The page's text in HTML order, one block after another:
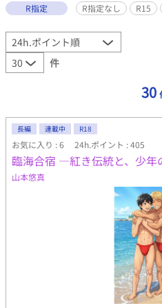
R指定
R指定なし R15
件
30
長編 連載中 R18
お気に入り : 6 24h.ポイント : 405
臨海合宿 ―紅き伝統と、少
山本悠真